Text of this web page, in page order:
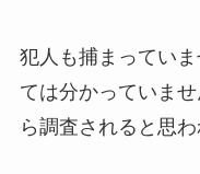
犯人も捕まってい
ては分かっていま
ら調査されると思わ